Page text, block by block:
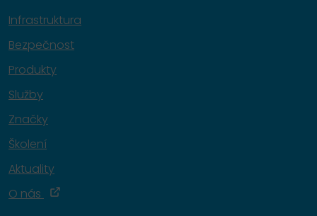
Infrastruktura
Bezpečnost
Produkty
Služby
Značky
Školení
Aktuality
O nás